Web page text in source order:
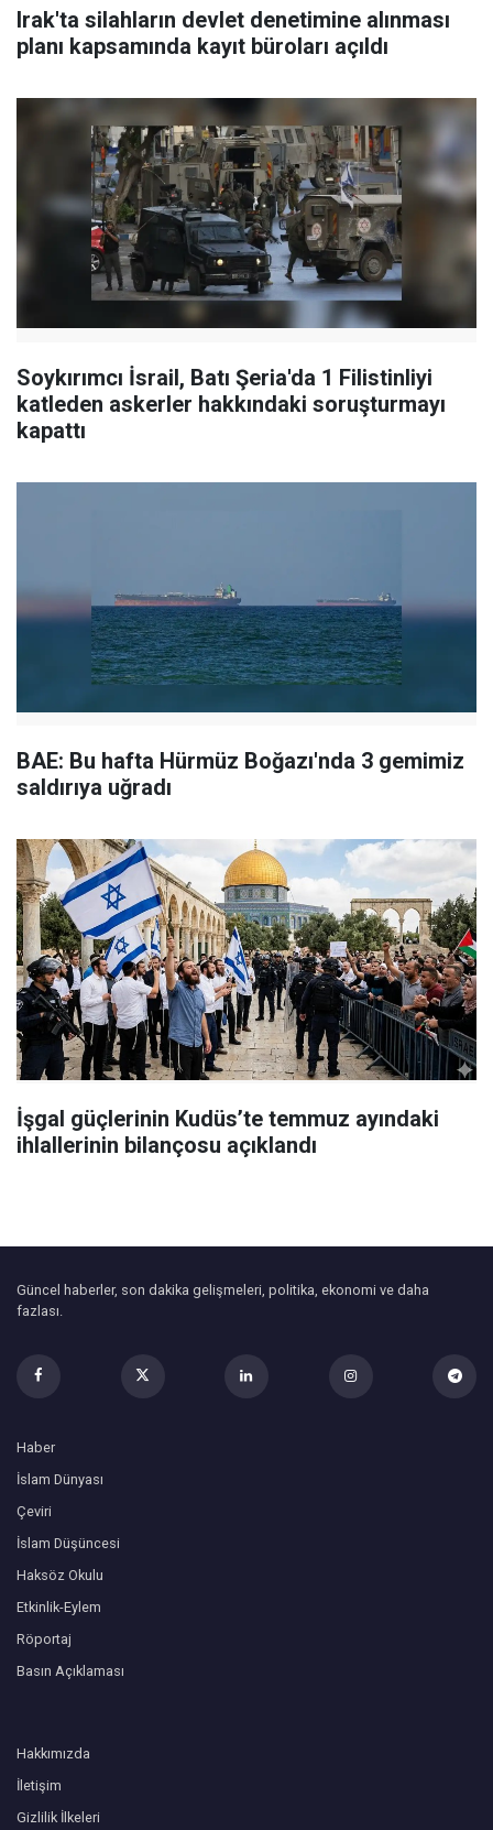
Irak'ta silahların devlet denetimine alınması
planı kapsamında kayıt büroları açıldı
Soykırımcı İsrail, Batı Şeria'da 1 Filistinliyi
katleden askerler hakkındaki soruşturmayı
kapattı
BAE: Bu hafta Hürmüz Boğazı'nda 3 gemimiz
saldırıya uğradı
İşgal güçlerinin Kudüs’te temmuz ayındaki
ihlallerinin bilançosu açıklandı
Güncel haberler, son dakika gelişmeleri, politika, ekonomi ve daha
fazlası.
Haber
İslam Dünyası
Çeviri
İslam Düşüncesi
Haksöz Okulu
Etkinlik-Eylem
Röportaj
Basın Açıklaması
Hakkımızda
İletişim
Gizlilik İlkeleri